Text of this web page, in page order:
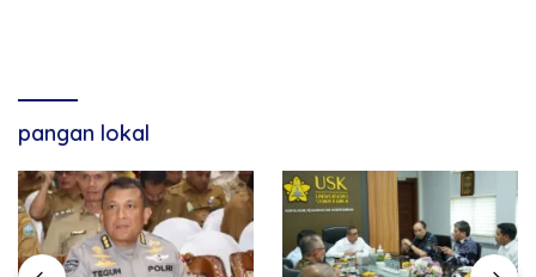
pangan lokal